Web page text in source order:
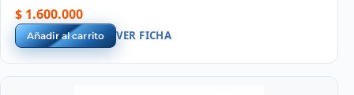
Colombia.
$ 1.600.000
Añadir al carrito VER FICHA